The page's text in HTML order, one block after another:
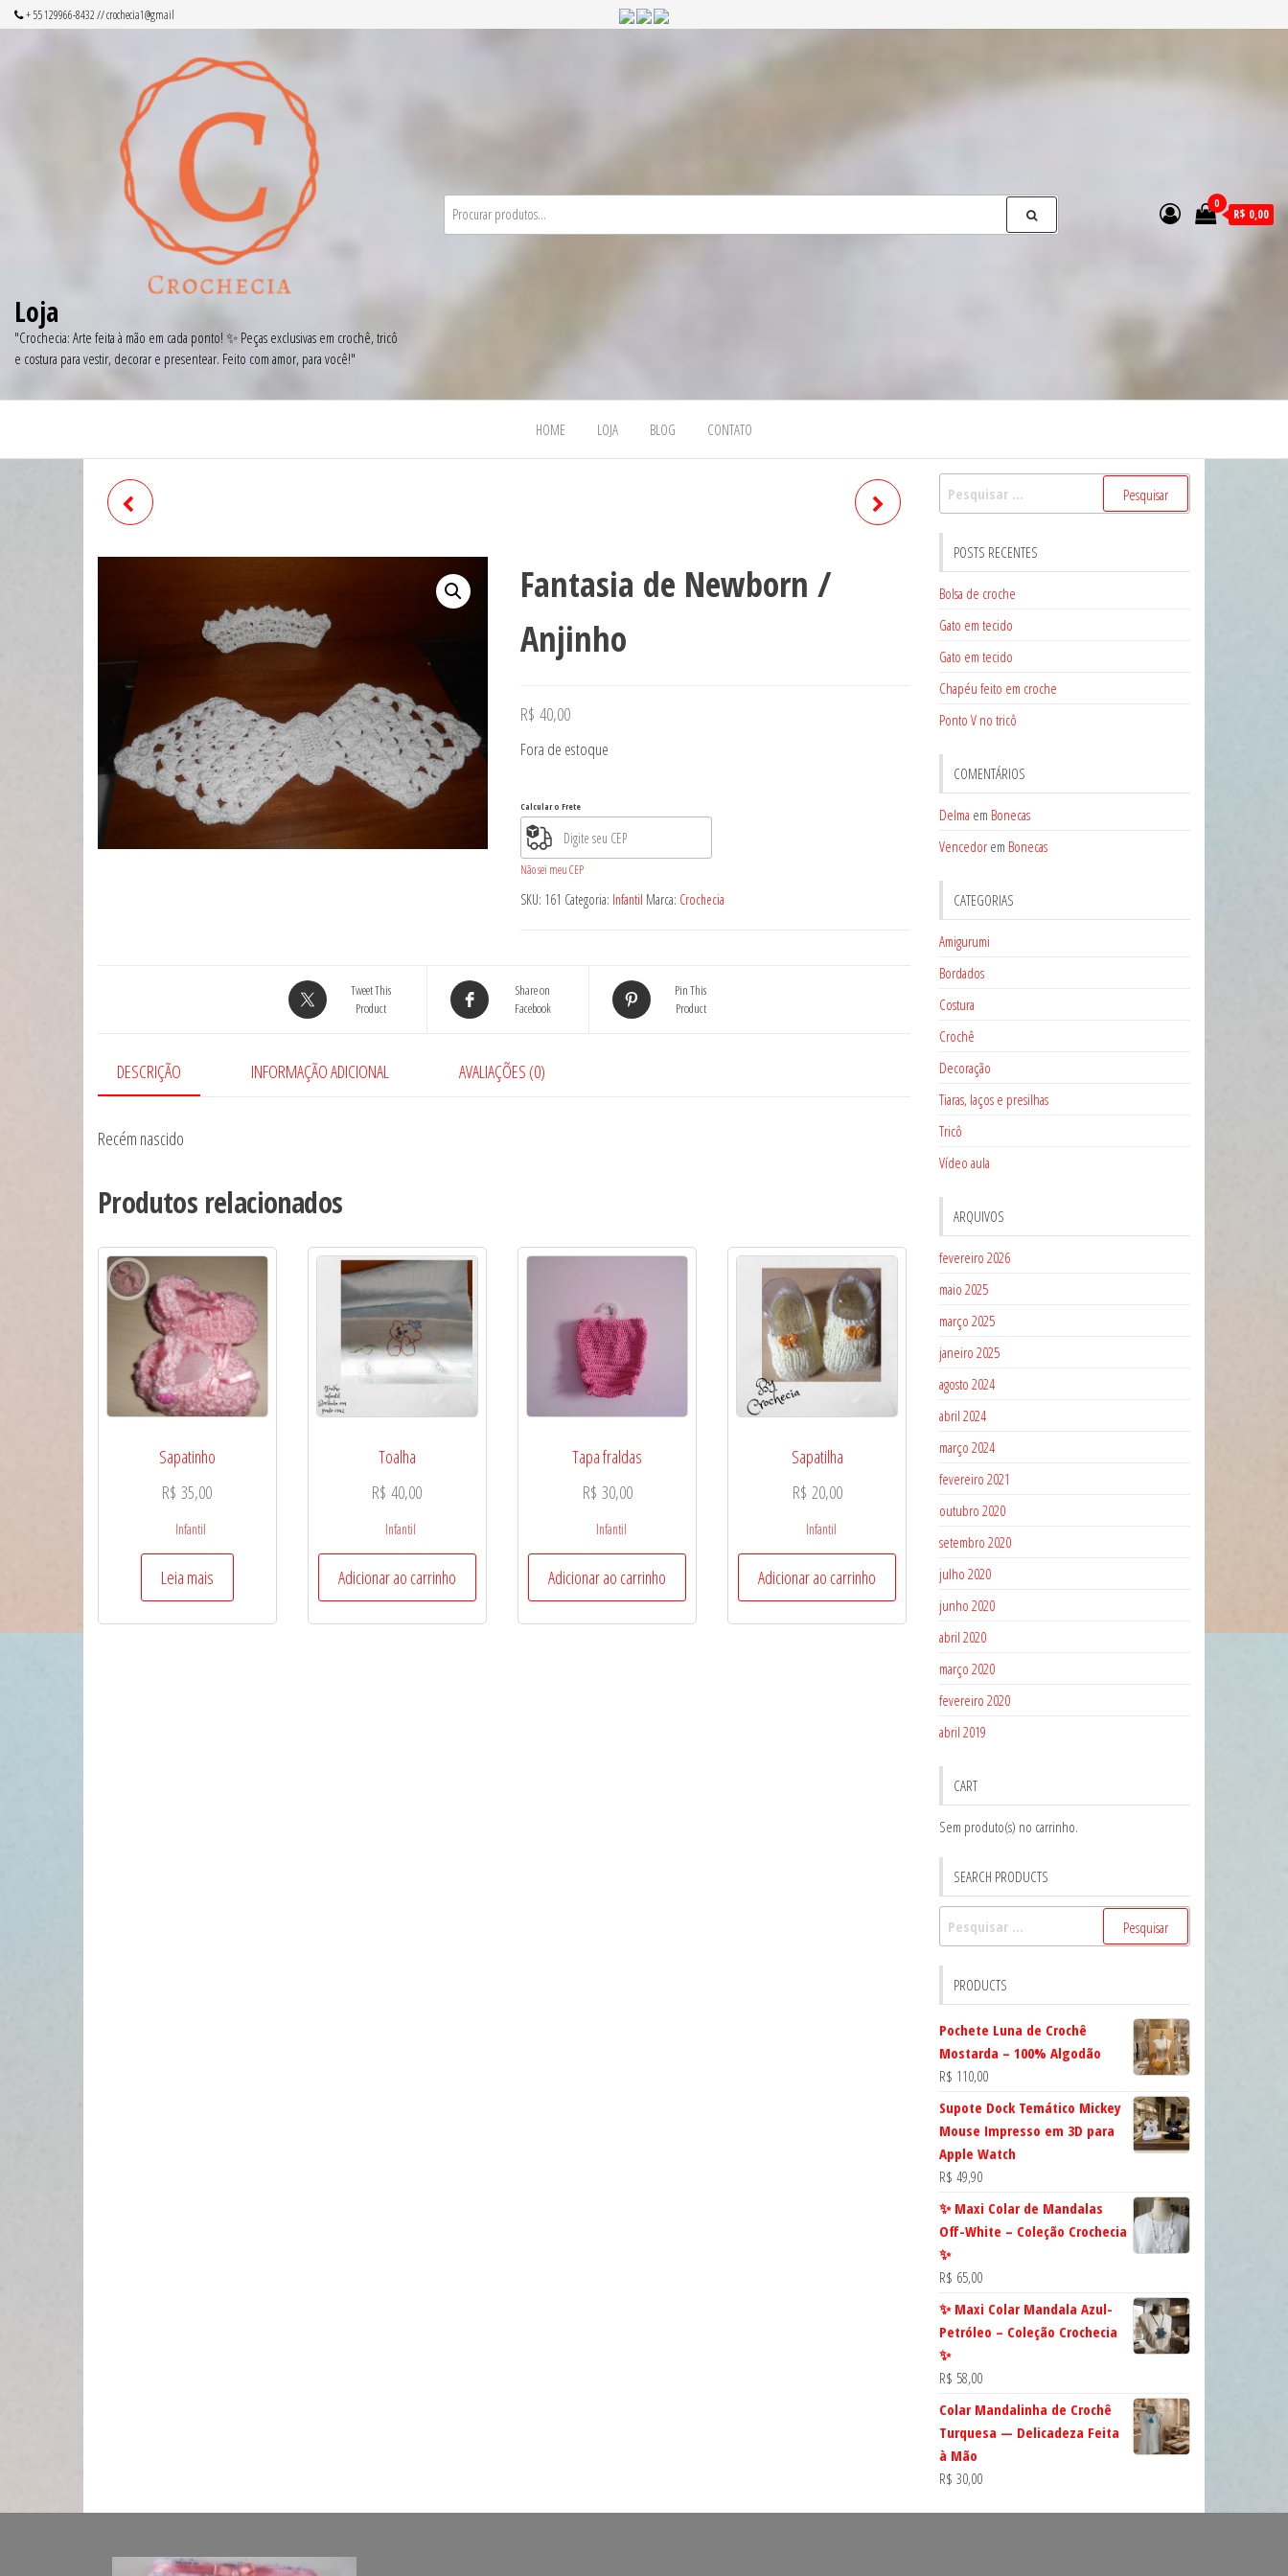
Pular+ 55 129966-8432 // crochecia1@gmail
Loja
"Crochecia: Arte feita à mão em cada ponto! ✨ Peças exclusivas em crochê, tricô
e costura para vestir, decorar e presentear. Feito com amor, para você!"
0
R$ 0,00
HOME LOJA BLOG CONTATO
Fantasia de Newborn /
Anjinho
R$ 40,00
Fora de estoque
Calcular o Frete
Não sei meu CEP
SKU: 161 Categoria: Infantil Marca: Crochecia
Tweet This
Product
Share on
Facebook
Pin This
Product
DESCRIÇÃO INFORMAÇÃO ADICIONAL AVALIAÇÕES (0)
Recém nascido
Produtos relacionados
Sapatinho
R$ 35,00
Infantil
Leia mais
Toalha
R$ 40,00
Infantil
Adicionar ao carrinho
Tapa fraldas
R$ 30,00
Infantil
Adicionar ao carrinho
Sapatilha
R$ 20,00
Infantil
Adicionar ao carrinho
Pesquisar
por:
POSTS RECENTES
Bolsa de croche
Gato em tecido
Gato em tecido
Chapéu feito em croche
Ponto V no tricô
COMENTÁRIOS
Delma em Bonecas
Vencedorem Bonecas
CATEGORIAS
Amigurumi
Bordados
Costura
Crochê
Decoração
Tiaras, laços e presilhas
Tricô
Vídeo aula
ARQUIVOS
fevereiro 2026
maio 2025
março 2025
janeiro 2025
agosto 2024
abril 2024
março 2024
fevereiro 2021
outubro 2020
setembro 2020
julho 2020
junho 2020
abril 2020
março 2020
fevereiro 2020
abril 2019
CART
Sem produto(s) no carrinho.
SEARCH PRODUCTS
Pesquisar
por:
PRODUCTS
Pochete Luna de Crochê
Mostarda – 100% Algodão
R$ 110,00
Supote Dock Temático Mickey
Mouse Impresso em 3D para
Apple Watch
R$ 49,90
✨ Maxi Colar de Mandalas
Off-White – Coleção Crochecia
✨
R$ 65,00
✨ Maxi Colar Mandala Azul-
Petróleo – Coleção Crochecia
✨
R$ 58,00
Colar Mandalinha de Crochê
Turquesa — Delicadeza Feita
à Mão
R$ 30,00